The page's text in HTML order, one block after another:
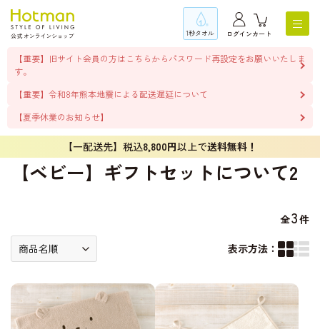
1秒タオル ログインカート
【重要】旧サイト会員の方はこちらからパスワード再設定をお願いいたしま
す。
【重要】令和8年熊本地震による配送遅延について
【夏季休業のお知らせ】
【一配送先】税込8,800円以上で送料無料！
【ベビー】ギフトセットについて2
全3件
表示方法：